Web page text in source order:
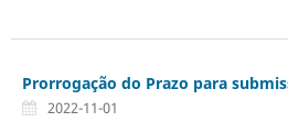
Prorrogação do Prazo para
2022-11-01